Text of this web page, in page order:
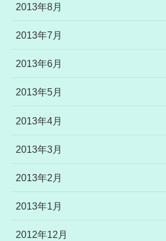
2013年8月
2013年7月
2013年6月
2013年5月
2013年4月
2013年3月
2013年2月
2013年1月
2012年12月